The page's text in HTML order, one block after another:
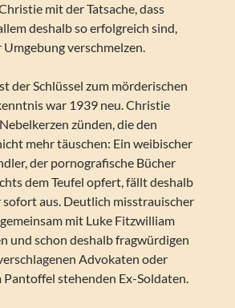
mit der Tatsache, dass
deshalb so erfolgreich sind,
verschmelzen.
der Schlüssel zum mörderischen
war 1939 neu. Christie
zünden, die den
mehr täuschen: Ein weibischer
der pornografische Bücher
dem Teufel opfert, fällt deshalb
sofort aus. Deutlich misstrauischer
mit Luke Fitzwilliam
und schon deshalb fragwürdigen
Advokaten oder
stehenden Ex-Soldaten.